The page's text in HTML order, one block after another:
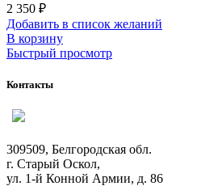
2 350 ₽
Добавить в список желаний
В корзину
Быстрый просмотр
Контакты
309509, Белгородская обл.
г. Старый Оскол,
ул. 1-й Конной Армии, д. 86